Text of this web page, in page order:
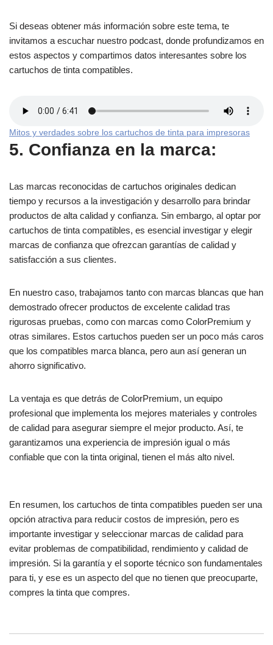
Si deseas obtener más información sobre este tema, te
invitamos a escuchar nuestro podcast, donde profundizamos en
estos aspectos y compartimos datos interesantes sobre los
cartuchos de tinta compatibles.
Mitos y verdades sobre los cartuchos de tinta para impresoras
5. Confianza en la marca:
Las marcas reconocidas de cartuchos originales dedican
tiempo y recursos a la investigación y desarrollo para brindar
productos de alta calidad y confianza. Sin embargo, al optar por
cartuchos de tinta compatibles, es esencial investigar y elegir
marcas de confianza que ofrezcan garantías de calidad y
satisfacción a sus clientes.
En nuestro caso, trabajamos tanto con marcas blancas que han
demostrado ofrecer productos de excelente calidad tras
rigurosas pruebas, como con marcas como ColorPremium y
otras similares. Estos cartuchos pueden ser un poco más caros
que los compatibles marca blanca, pero aun así generan un
ahorro significativo.
La ventaja es que detrás de ColorPremium, un equipo
profesional que implementa los mejores materiales y controles
de calidad para asegurar siempre el mejor producto. Así, te
garantizamos una experiencia de impresión igual o más
confiable que con la tinta original, tienen el más alto nivel.
En resumen, los cartuchos de tinta compatibles pueden ser una
opción atractiva para reducir costos de impresión, pero es
importante investigar y seleccionar marcas de calidad para
evitar problemas de compatibilidad, rendimiento y calidad de
impresión. Si la garantía y el soporte técnico son fundamentales
para ti, y ese es un aspecto del que no tienen que preocuparte,
compres la tinta que compres.